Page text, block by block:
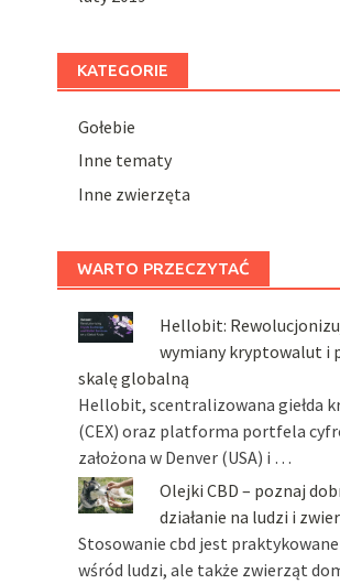
KATEGORIE
Gołebie
Inne tematy
Inne zwierzęta
WARTO PRZECZYTAĆ
Hellobit:
wymiany kryptowalut i
skalę globalną
Hellobit, scentralizowana giełda
(CEX) oraz platforma portfela
założona w Denver (USA) i …
Olejki CBD – poznaj
działanie na ludzi i
Stosowanie cbd jest
wśród ludzi, ale także zwierząt